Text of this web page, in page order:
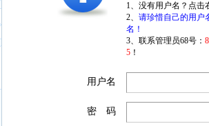
1、没有用户名？点
2、 请珍惜自己的用户
名！
3、联系管理员68号：
5 ！
用户名
密 码